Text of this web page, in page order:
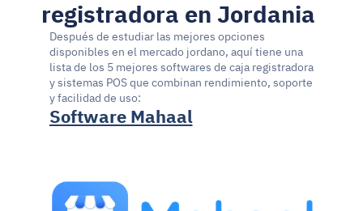
registradora en Jordania
Después de estudiar las mejores opciones
disponibles en el mercado jordano, aquí tiene una
lista de los 5 mejores softwares de caja registradora
y sistemas POS que combinan rendimiento, soporte
y facilidad de uso:
Software Mahaal